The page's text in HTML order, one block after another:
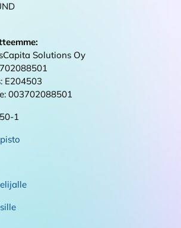
Solutions Oy
E204503
003702088501
1